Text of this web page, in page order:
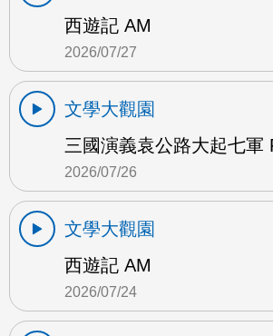
西遊記 AM
2026/07/27
文學大觀園
三國演義袁公路大起七軍
2026/07/26
文學大觀園
西遊記 AM
2026/07/24